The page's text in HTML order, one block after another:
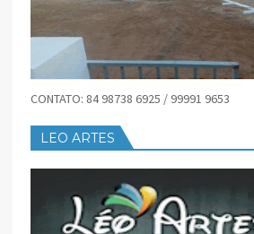
CONTATO: 84 98738 6925 / 99991 9653
LEO ARTES